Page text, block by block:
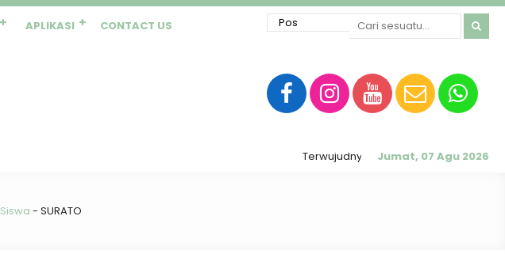
APLIKASI CONTACT US
Jumat, 07 Agu 2026
Terwujudnya sekolah RATU (Religius,
Siswa - SURATO